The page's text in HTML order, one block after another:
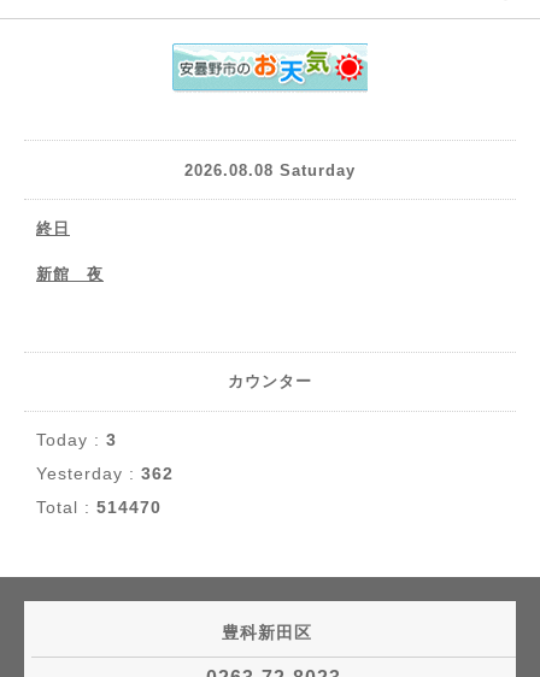
2026.08.08 Saturday
終日
新館 夜
カウンター
Today : 3
Yesterday : 362
Total : 514470
豊科新田区